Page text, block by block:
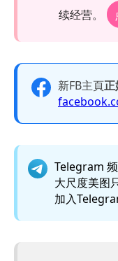
续经营。
新FB主頁
Telegram
大尺度美图
加入